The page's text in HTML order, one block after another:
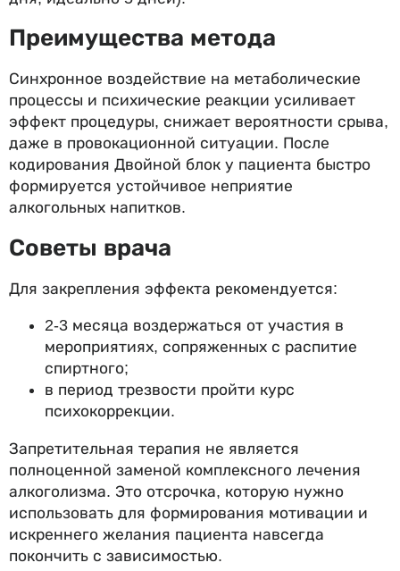
Преимущества метода
Синхронное воздействие на метаболические
процессы и психические реакции усиливает
эффект процедуры, снижает вероятности срыва,
даже в провокационной ситуации. После
кодирования Двойной блок у пациента быстро
формируется устойчивое неприятие
алкогольных напитков.
Советы врача
Для закрепления эффекта рекомендуется:
2-3 месяца воздержаться от участия в
мероприятиях, сопряженных с распитие
спиртного;
в период трезвости пройти курс
психокоррекции.
Запретительная терапия не является
полноценной заменой комплексного лечения
алкоголизма. Это отсрочка, которую нужно
использовать для формирования мотивации и
искреннего желания пациента навсегда
покончить с зависимостью.